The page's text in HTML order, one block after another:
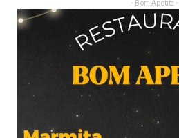
- Bom Apetite -